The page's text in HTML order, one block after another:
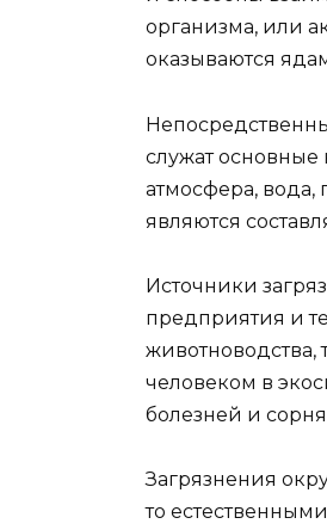
организма, или
оказываются
служат основные
атмосфера, вода,
являются
Источники
предприятия и
животноводства,
человеком в
болезней и
Загрязнения
то